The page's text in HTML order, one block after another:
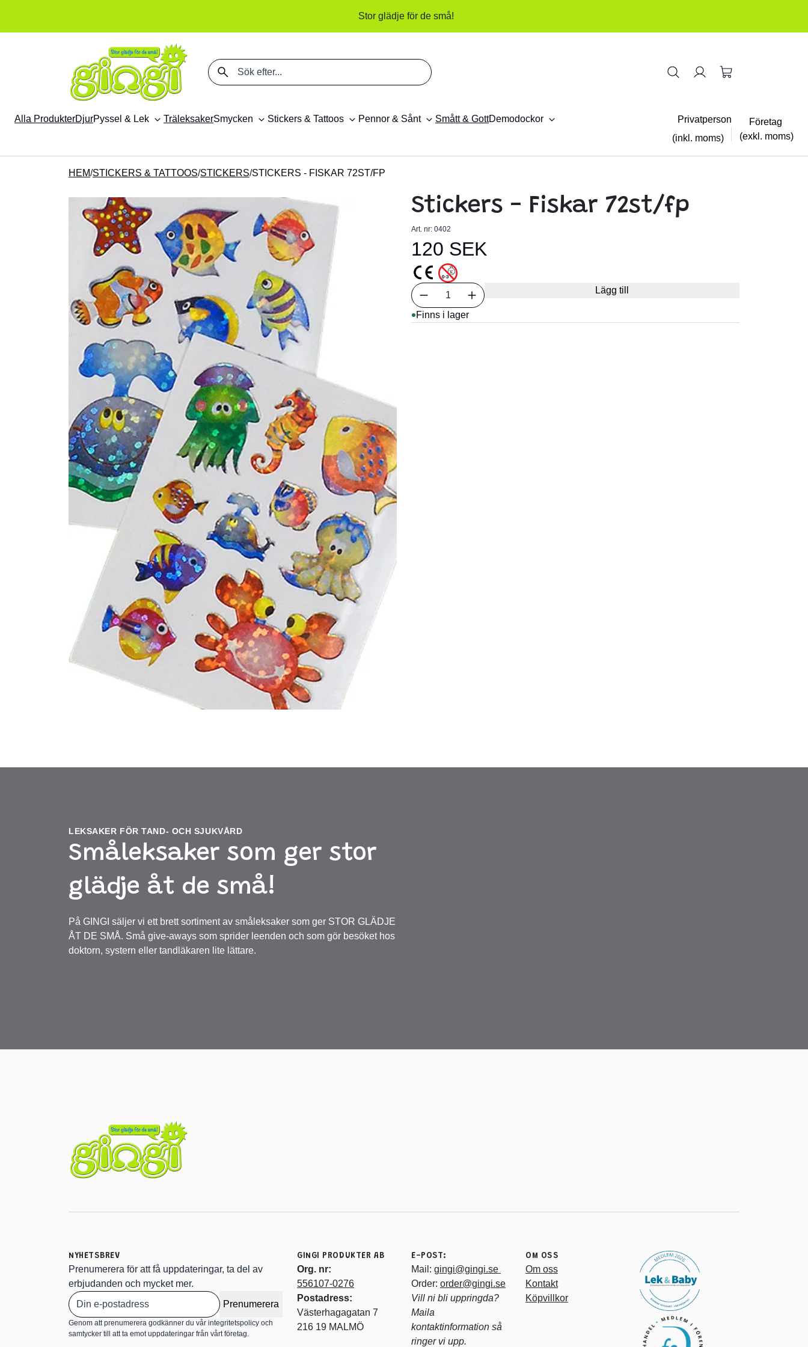
Stor glädje för de små!
Sök på produkter
Alla ProdukterDjurPyssel & Lek TräleksakerSmycken Stickers & Tattoos Pennor & Sånt Smått & GottDemodockor
Privatperson
(inkl. moms)
Företag
(exkl. moms)
HEM/STICKERS & TATTOOS/STICKERS/STICKERS - FISKAR 72ST/FP
Stickers - Fiskar 72st/fp
Art. nr: 0402
120 SEK
Välj antal
1 Lägg till
Finns i lager
LEKSAKER FÖR TAND- OCH SJUKVÅRD
Småleksaker som ger stor
glädje åt de små!
På GINGI säljer vi ett brett sortiment av småleksaker som ger STOR GLÄDJE
ÅT DE SMÅ. Små give-aways som sprider leenden och som gör besöket hos
doktorn, systern eller tandläkaren lite lättare.
NYHETSBREV
Prenumerera för att få uppdateringar, ta del av
erbjudanden och mycket mer.
Prenumerera
Genom att prenumerera godkänner du vår integritetspolicy och
samtycker till att ta emot uppdateringar från vårt företag.
GINGI PRODUKTER AB
Org. nr:
556107-0276
Postadress:
Västerhagagatan 7
216 19 MALMÖ
E-POST:
Mail: gingi@gingi.se
Order: order@gingi.se
Vill ni bli uppringda?
Maila
kontaktinformation så
ringer vi upp.
OM OSS
Om oss
Kontakt
Köpvillkor